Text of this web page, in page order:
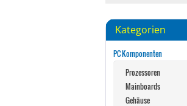
Kategorien
PC Komponenten
Prozessoren
Mainboards
Gehäuse